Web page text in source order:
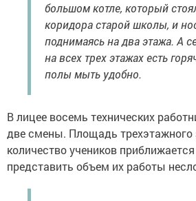
большом котле, который
коридора старой школы, и
поднимаясь на два этажа. А
на всех трех этажах есть
полы мыть удобно.
В лицее восемь технических
две смены. Площадь трехэтажного
количество учеников
представить объем их работы